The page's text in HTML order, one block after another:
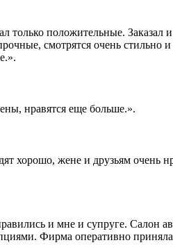
положительные. Заказал
смотрятся очень
нравятся еще больше.».
хорошо, жене и друзьям очень
и мне и супруге. Салон
Фирма оперативно